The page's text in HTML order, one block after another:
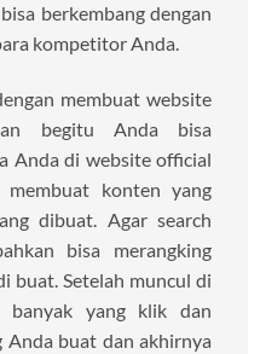
berkembang dengan
kompetitor Anda.
membuat website
begitu Anda bisa
Anda di website official
konten yang
dibuat. Agar search
bisa merangking
buat. Setelah muncul di
banyak yang klik dan
Anda buat dan akhirnya